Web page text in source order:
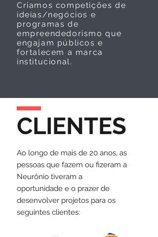
Criamos competições de
ideias/negócios e
programas de
empreendedorismo que
engajam públicos e
fortalecem a marca
institucional.
CLIENTES
Ao longo de mais de 20 anos, as
pessoas que fazem ou fizeram a
Neurônio tiveram a
oportunidade e o prazer de
desenvolver projetos para os
seguintes clientes: